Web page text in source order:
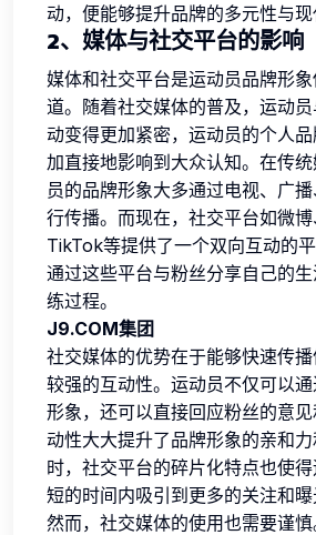
动，便能够提升品牌的多元性与现
2、媒体与社交平台的影响
媒体和社交平台是运动员品牌形
道。随着社交媒体的普及，运动
动变得更加紧密，运动员的个人
加直接地影响到大众认知。在传
员的品牌形象大多通过电视、广
行传播。而现在，社交平台如微博
TikTok等提供了一个双向互动的
通过这些平台与粉丝分享自己的
练过程。
J9.COM集团
社交媒体的优势在于能够快速传
较强的互动性。运动员不仅可以
形象，还可以直接回应粉丝的意
动性大大提升了品牌形象的亲和
时，社交平台的碎片化特点也使
短的时间内吸引到更多的关注和曝
然而，社交媒体的使用也需要谨